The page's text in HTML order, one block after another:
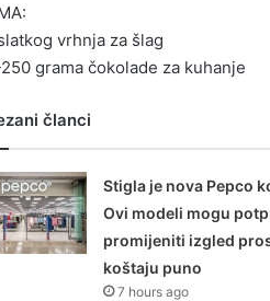
vrhnja za šlag
grama čokolade za kuhanje
članci
Stigla je nova Pepco
Ovi modeli mogu
promijeniti izgled
koštaju puno
7 hours ago